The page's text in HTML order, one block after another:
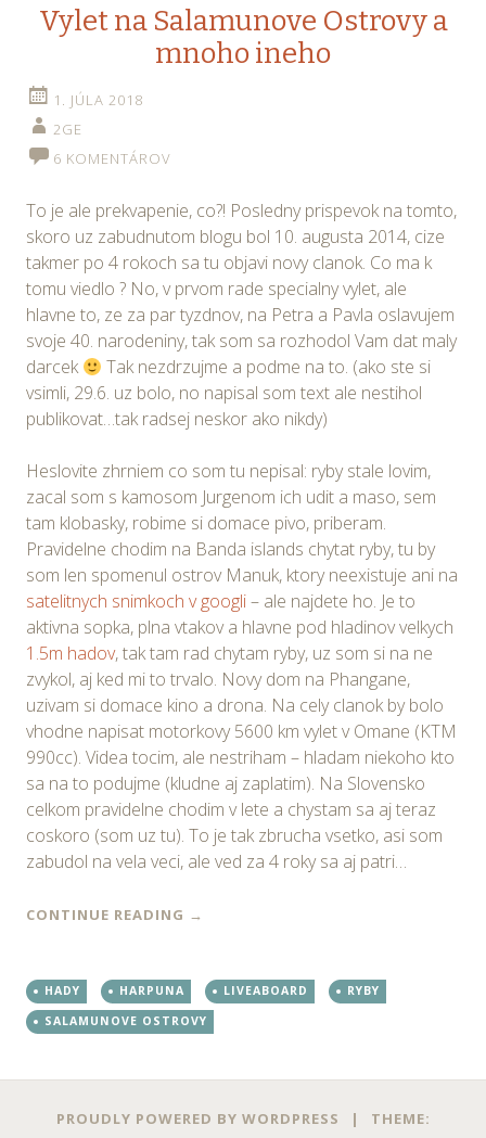
Vylet na Salamunove Ostrovy a
mnoho ineho
1. JÚLA 2018
2GE
6 KOMENTÁROV
To je ale prekvapenie, co?! Posledny prispevok na tomto,
skoro uz zabudnutom blogu bol 10. augusta 2014, cize
takmer po 4 rokoch sa tu objavi novy clanok. Co ma k
tomu viedlo ? No, v prvom rade specialny vylet, ale
hlavne to, ze za par tyzdnov, na Petra a Pavla oslavujem
svoje 40. narodeniny, tak som sa rozhodol Vam dat maly
darcek
Tak nezdrzujme a podme na to. (ako ste si
vsimli, 29.6. uz bolo, no napisal som text ale nestihol
publikovat…tak radsej neskor ako nikdy)
Heslovite zhrniem co som tu nepisal: ryby stale lovim,
zacal som s kamosom Jurgenom ich udit a maso, sem
tam klobasky, robime si domace pivo, priberam.
Pravidelne chodim na Banda islands chytat ryby, tu by
som len spomenul ostrov Manuk, ktory neexistuje ani na
satelitnych snimkoch v googli– ale najdete ho. Je to
aktivna sopka, plna vtakov a hlavne pod hladinov velkych
1.5m hadov, tak tam rad chytam ryby, uz som si na ne
zvykol, aj ked mi to trvalo. Novy dom na Phangane,
uzivam si domace kino a drona. Na cely clanok by bolo
vhodne napisat motorkovy 5600 km vylet v Omane (KTM
990cc). Videa tocim, ale nestriham – hladam niekoho kto
sa na to podujme (kludne aj zaplatim). Na Slovensko
celkom pravidelne chodim v lete a chystam sa aj teraz
coskoro (som uz tu). To je tak zbrucha vsetko, asi som
zabudol na vela veci, ale ved za 4 roky sa aj patri…
CONTINUE READING →
HADY HARPUNA LIVEABOARD
RYBY
SALAMUNOVE OSTROVY
PROUDLY POWERED BY WORDPRESS |
THEME: